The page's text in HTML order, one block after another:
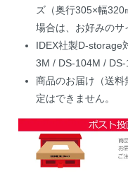
ズ（奥行305×幅
場合は、お好みのサ
IDEX社製D-storage
3M / DS-104M / DS-
商品のお届け（送
定はできません。